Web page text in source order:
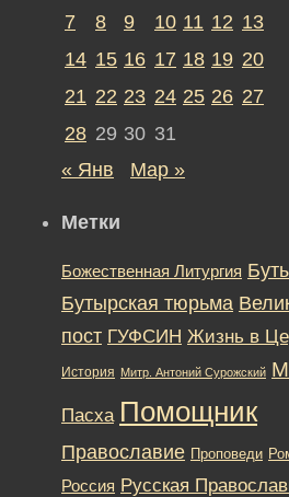
7
8 9 10 11 12 13
14 15 16 17 18 19 20
21 22 23 24 25 26 27
28 29 30 31
« Янв
Мар »
Метки
Божественная Литургия
Бутырская тюрьма
пост ГУФСИН Жизнь в
История Митр. Антоний Сурожский
Пасха Помощник
Православие Проповеди
Россия Русская